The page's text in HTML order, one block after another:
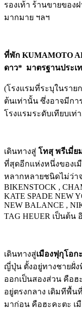
รองเท้า ร้านขายของ
มากมาย ฯลฯ
ที่พัก KUMAMOTO
ดาว* มาตรฐานประ
(โรงแรมที่ระบุในราย
ต้นเท่านั้น ซึ่งอาจมีกา
โรงแรมระดับเทียบเท่
เดินทางสู่ โทสุ พรีเมี่ย
ที่สุดอีกแห่งหนึ่งของเ
หลากหลายชนิดไม่ว่าจ
BIKENSTOCK ,
KATE SPADE NEW
NEW BALANCE ,
TAG HEUER เป็นต้
เดินทางสู่เมืองฟุกุโอกะ
ญี่ปุ่น ตั้งอยู่ทางชายฝั่ง
ออกเป็นสองส่วน คือฮ
อยู่ตรงกลาง เดิมทีพื้น
มาก่อน คือฮะคะตะ เ